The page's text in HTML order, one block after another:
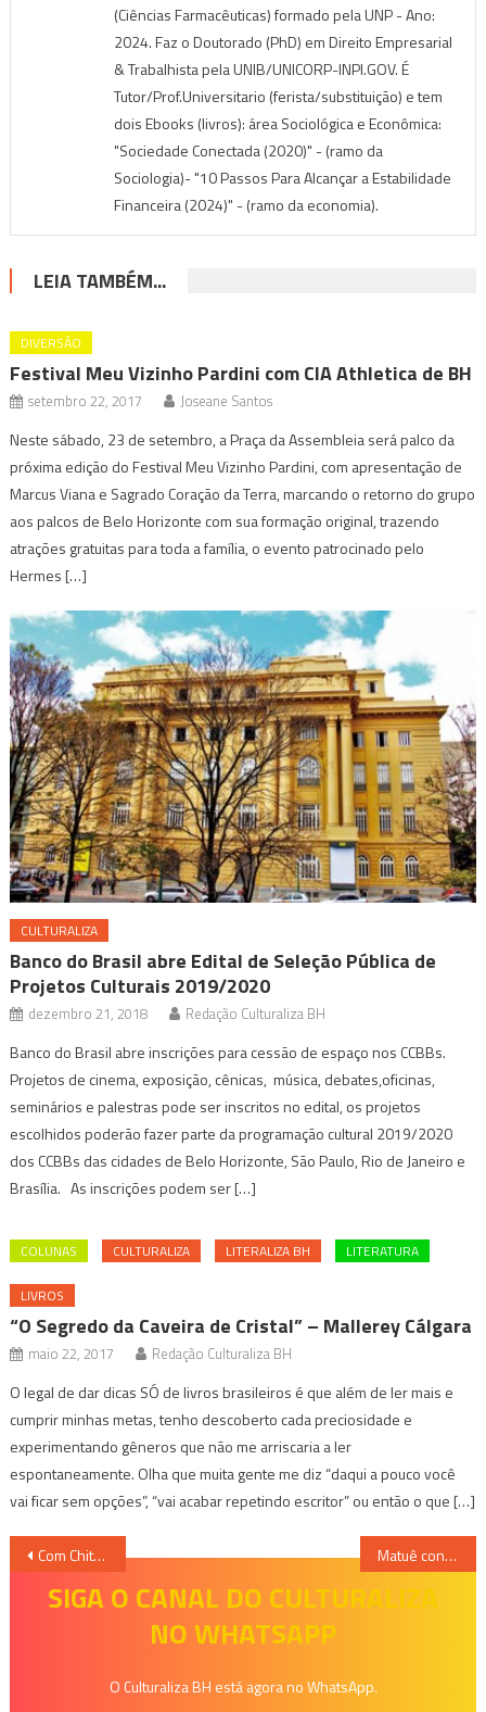
(Ciências Farmacêuticas) formado pela UNP - Ano:
2024. Faz o Doutorado (PhD) em Direito Empresarial
& Trabalhista pela UNIB/UNICORP-INPI.GOV. É
Tutor/Prof.Universitario (ferista/substituição) e tem
dois Ebooks (livros): área Sociológica e Econômica:
"Sociedade Conectada (2020)" - (ramo da
Sociologia)- "10 Passos Para Alcançar a Estabilidade
Financeira (2024)" - (ramo da economia).
LEIA TAMBÉM...
DIVERSÃO
Festival Meu Vizinho Pardini com CIA Athletica de BH
setembro 22, 2017 Joseane Santos
Neste sábado, 23 de setembro, a Praça da Assembleia será palco da
próxima edição do Festival Meu Vizinho Pardini, com apresentação de
Marcus Viana e Sagrado Coração da Terra, marcando o retorno do grupo
aos palcos de Belo Horizonte com sua formação original, trazendo
atrações gratuitas para toda a família, o evento patrocinado pelo
Hermes […]
CULTURALIZA
Banco do Brasil abre Edital de Seleção Pública de
Projetos Culturais 2019/2020
dezembro 21, 2018 Redação Culturaliza BH
Banco do Brasil abre inscrições para cessão de espaço nos CCBBs.
Projetos de cinema, exposição, cênicas, música, debates,oficinas,
seminários e palestras pode ser inscritos no edital, os projetos
escolhidos poderão fazer parte da programação cultural 2019/2020
dos CCBBs das cidades de Belo Horizonte, São Paulo, Rio de Janeiro e
Brasília. As inscrições podem ser […]
COLUNAS CULTURALIZA LITERALIZA BH LITERATURA
LIVROS
“O Segredo da Caveira de Cristal” – Mallerey Cálgara
maio 22, 2017 Redação Culturaliza BH
O legal de dar dicas SÓ de livros brasileiros é que além de ler mais e
cumprir minhas metas, tenho descoberto cada preciosidade e
experimentando gêneros que não me arriscaria a ler
espontaneamente. Olha que muita gente me diz “daqui a pouco você
vai ficar sem opções”, “vai acabar repetindo escritor” ou então o que […]
Navegação
Com Chitãozinho & Xororó já confirmados, Pedro Leopoldo Rodeio Show 2026 anuncia o início das vendas Matuê confirma show em Belo Horizonte
SIGA O CANAL DO CULTURALIZA
NO WHATSAPP
O Culturaliza BH está agora no WhatsApp.